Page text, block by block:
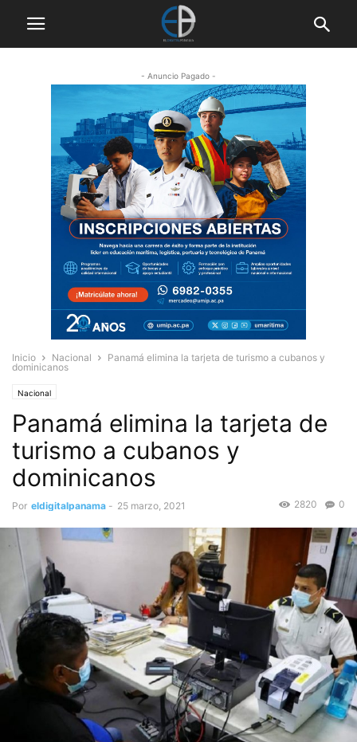
- Anuncio Pagado -
Inicio Nacional
Panamá elimina la tarjeta de turismo a cubanos y
dominicanos
Nacional
Panamá elimina la tarjeta de
turismo a cubanos y
dominicanos
Por eldigitalpanama - 25 marzo, 2021 0
2820